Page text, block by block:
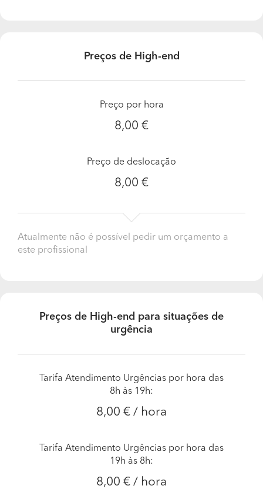
Preços de High-end
Preço por hora
8,00 €
Preço de deslocação
8,00 €
Atualmente não é possível pedir um orçamento a
este profissional
Preços de High-end para situações de
urgência
Tarifa Atendimento Urgências por hora das
8h às 19h:
8,00 € / hora
Tarifa Atendimento Urgências por hora das
19h às 8h:
8,00 € / hora